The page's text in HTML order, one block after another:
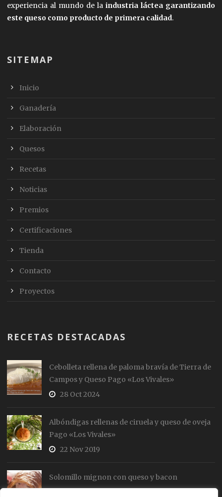
experiencia al mundo de la industria láctea garantizando
este queso como producto de primera calidad.
SITEMAP
Inicio
Ganadería
Elaboración
Quesos
Recetas
Noticias
Premios
Certificaciones
Tienda
Contacto
Proyectos
RECETAS DESTACADAS
Cebolleta rellena de paloma bravía de Tierra de
Campos y Queso Pago «Los Vivales»
28 Oct 2024
Albóndigas rellenas de ciruela y queso de oveja
Pago «Los Vivales»
22 Nov 2019
Solomillo mignon con queso y bacon